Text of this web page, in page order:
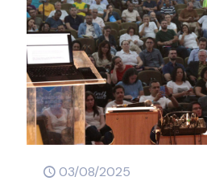
03/08/2025